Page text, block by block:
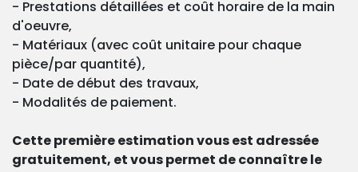
- Prestations détaillées et coût horaire de la main
d'oeuvre,
- Matériaux (avec coût unitaire pour chaque
pièce/par quantité),
- Date de début des travaux,
- Modalités de paiement.
Cette première estimation vous est adressée
gratuitement, et vous permet de connaître le